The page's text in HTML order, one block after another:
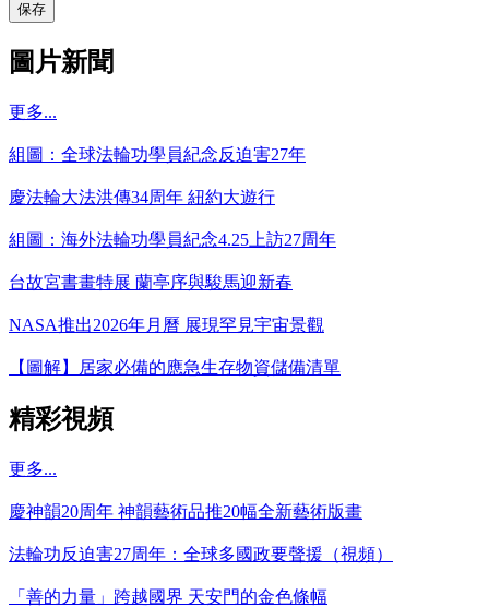
保存
圖片新聞
更多...
組圖：全球法輪功學員紀念反迫害27年
慶法輪大法洪傳34周年 紐約大遊行
組圖：海外法輪功學員紀念4.25上訪27周年
台故宮書畫特展 蘭亭序與駿馬迎新春
NASA推出2026年月曆 展現罕見宇宙景觀
【圖解】居家必備的應急生存物資儲備清單
精彩視頻
更多...
慶神韻20周年 神韻藝術品推20幅全新藝術版畫
法輪功反迫害27周年：全球多國政要聲援（視頻）
「善的力量」跨越國界 天安門的金色條幅